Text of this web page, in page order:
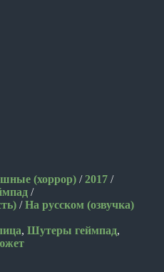
(хоррор) /2017 /
/
/На русском (озвучка)
, Шутеры геймпад,